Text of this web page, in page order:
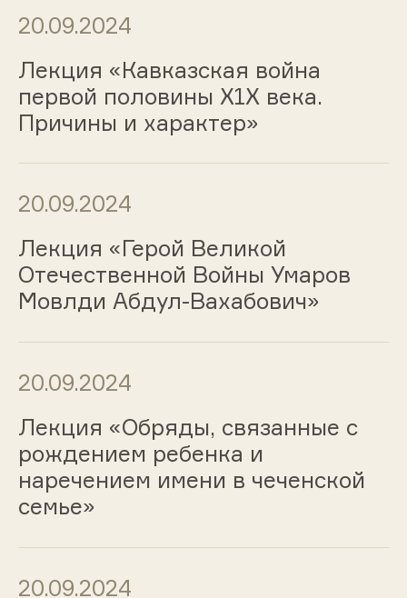
20.09.2024
Лекция «Кавказская война
первой половины Х1Х века.
Причины и характер»
20.09.2024
Лекция «Герой Великой
Отечественной Войны Умаров
Мовлди Абдул-Вахабович»
20.09.2024
Лекция «Обряды, связанные с
рождением ребенка и
наречением имени в чеченской
семье»
20.09.2024